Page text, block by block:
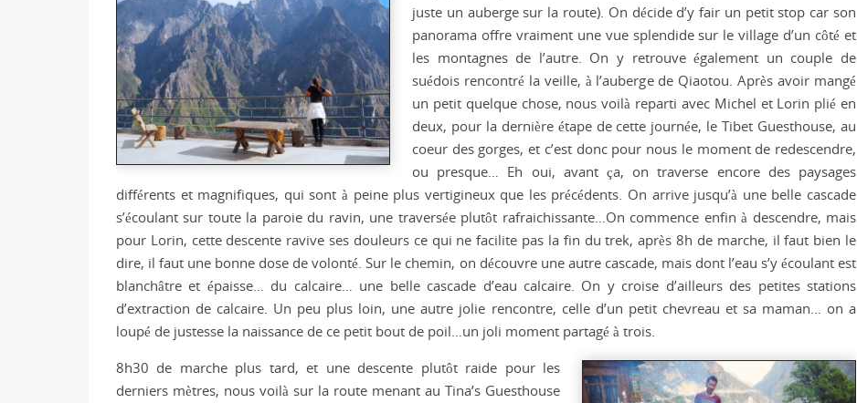
juste un auberge sur la route). On décide d’y fair un petit stop car son
panorama offre vraiment une vue splendide sur le village d’un côté et
les montagnes de l’autre. On y retrouve également un couple de
suédois rencontré la veille, à l’auberge de Qiaotou. Après avoir mangé
un petit quelque chose, nous voilà reparti avec Michel et Lorin plié en
deux, pour la dernière étape de cette journée, le Tibet Guesthouse, au
coeur des gorges, et c’est donc pour nous le moment de redescendre,
ou presque… Eh oui, avant ça, on traverse encore des paysages
différents et magnifiques, qui sont à peine plus vertigineux que les précédents. On arrive jusqu’à une belle cascade
s’écoulant sur toute la paroie du ravin, une traversée plutôt rafraichissante…On commence enfin à descendre, mais
pour Lorin, cette descente ravive ses douleurs ce qui ne facilite pas la fin du trek, après 8h de marche, il faut bien le
dire, il faut une bonne dose de volonté. Sur le chemin, on découvre une autre cascade, mais dont l’eau s’y écoulant est
blanchâtre et épaisse… du calcaire… une belle cascade d’eau calcaire. On y croise d’ailleurs des petites stations
d’extraction de calcaire. Un peu plus loin, une autre jolie rencontre, celle d’un petit chevreau et sa maman… on a
loupé de justesse la naissance de ce petit bout de poil…un joli moment partagé à trois.
8h30 de marche plus tard, et une descente plutôt raide pour les
derniers mètres, nous voilà sur la route menant au Tina’s Guesthouse